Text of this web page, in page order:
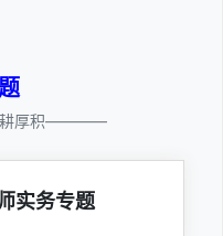
厚积————
实务专题